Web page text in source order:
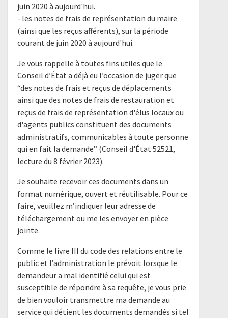
juin 2020 à aujourd'hui.
- les notes de frais de représentation du maire
(ainsi que les reçus afférents), sur la période
courant de juin 2020 à aujourd'hui.
Je vous rappelle à toutes fins utiles que le
Conseil d’État a déjà eu l’occasion de juger que
“des notes de frais et reçus de déplacements
ainsi que des notes de frais de restauration et
reçus de frais de représentation d'élus locaux ou
d'agents publics constituent des documents
administratifs, communicables à toute personne
qui en fait la demande” (Conseil d'État 52521,
lecture du 8 février 2023).
Je souhaite recevoir ces documents dans un
format numérique, ouvert et réutilisable. Pour ce
faire, veuillez m’indiquer leur adresse de
téléchargement ou me les envoyer en pièce
jointe.
Comme le livre III du code des relations entre le
public et l’administration le prévoit lorsque le
demandeur a mal identifié celui qui est
susceptible de répondre à sa requête, je vous prie
de bien vouloir transmettre ma demande au
service qui détient les documents demandés si tel